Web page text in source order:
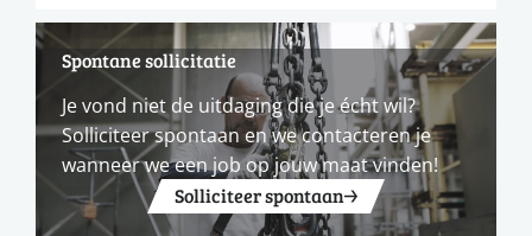
Spontane sollicitatie
Je vond niet de uitdaging die je écht wil?
Solliciteer spontaan en we contacteren je
wanneer we een job op jouw maat vinden!
Solliciteer spontaan